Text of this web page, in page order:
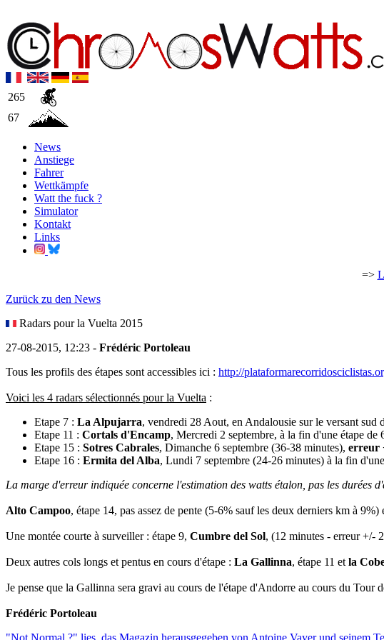
265
67
News
Anstiege
Fahrer
Wettkämpfe
Watt the fuck ?
Simulator
Kontakt
Links
=>
Zurück zu den News
Radars pour la Vuelta 2015
27-08-2015, 12:23 - Frédéric Portoleau
Tous les profils des étapes sont accessibles ici : http://
Voici les 4 radars sélectionnés pour la Vuelta :
Etape 7 : La Alpujarra, vendredi 28 Aout, en Andalousie sur le versant sud
Etape 11 : Cortals d'Encamp, Mercredi 2 septembre, à la fin d'une étape de
Etape 15 : Sotres Cabrales, Dimanche 6 septembre (36-38 minutes), erreur
Etape 16 : Ermita del Alba, Lundi 7 septembre (24-26 minutes) à la fin
La marge d'erreur indiquée concerne l'estimation des watts étalon, pas les durées
Alto Campoo, étape 14, pas assez de pente (5-6% sauf les deux derniers km à 9%)
Une montée courte à surveiller : étape 9, Cumbre del Sol, (12 minutes - erreur +/-
Deux autres cols longs et pentus en cours d'étape : La Gallinna, étape 11 et la
Je pense que la Gallinna sera gravi au cours de l'étape d'Andorre au cours du
Frédéric Portoleau
"Not Normal ?" lies, das Magazin herausgegeben von Antoine Vayer und seinem